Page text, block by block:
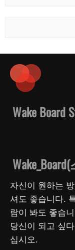
Wake Board
자신이 원하는
셔도 좋습니다.
람이 봐도 좋습
당신이 되고 싶
십시오.